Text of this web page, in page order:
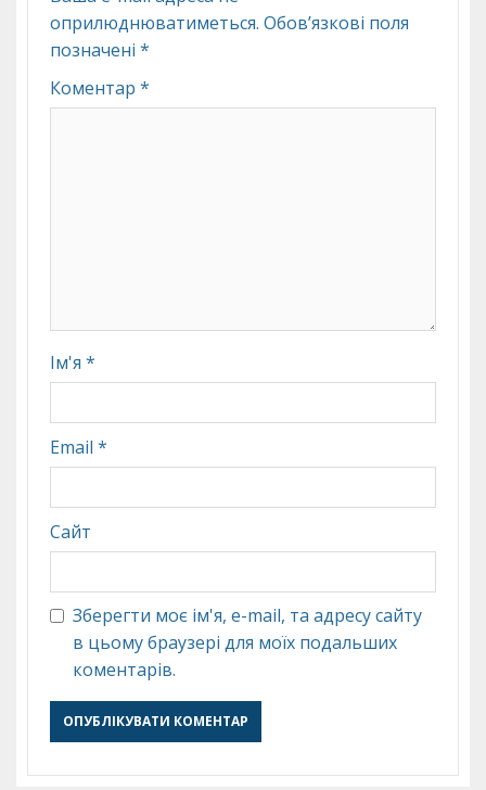
оприлюднюватиметься. Обов’язкові поля
позначені *
Коментар *
Ім'я *
Email *
Сайт
Зберегти моє ім'я, e-mail, та адресу сайту
в цьому браузері для моїх подальших
коментарів.